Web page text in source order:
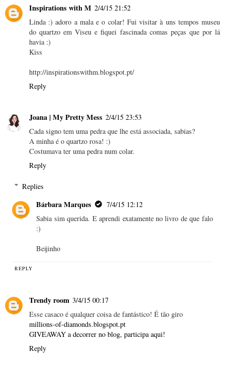
Inspirations with M 2/4/15 21:52
Linda :) adoro a mala e o colar! Fui visitar à uns tempos museu
do quartzo em Viseu e fiquei fascinada comas peças que por lá
havia :)
Kiss
http://inspirationswithm.blogspot.pt/
Reply
Joana | My Pretty Mess 2/4/15 23:53
Cada signo tem uma pedra que lhe está associada, sabias?
A minha é o quartzo rosa! :)
Costumava ter uma pedra num colar.
Reply
Replies
Bárbara Marques
7/4/15 12:12
Sabia sim querida. E aprendi exatamente no livro de que falo
:)
Beijinho
REPLY
Trendy room 3/4/15 00:17
Esse casaco é qualquer coisa de fantástico! É tão giro
millions-of-diamonds.blogspot.pt
GIVEAWAY a decorrer no blog, participa aqui!
Reply